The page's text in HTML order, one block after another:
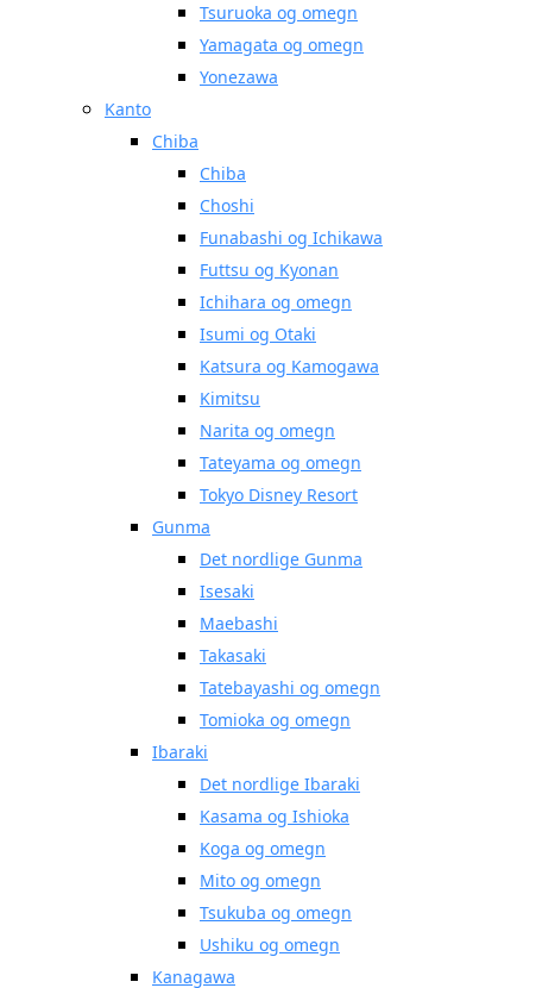
Tsuruoka og omegn
Yamagata og omegn
Yonezawa
Kanto
Chiba
Chiba
Choshi
Funabashi og Ichikawa
Futtsu og Kyonan
Ichihara og omegn
Isumi og Otaki
Katsura og Kamogawa
Kimitsu
Narita og omegn
Tateyama og omegn
Tokyo Disney Resort
Gunma
Det nordlige Gunma
Isesaki
Maebashi
Takasaki
Tatebayashi og omegn
Tomioka og omegn
Ibaraki
Det nordlige Ibaraki
Kasama og Ishioka
Koga og omegn
Mito og omegn
Tsukuba og omegn
Ushiku og omegn
Kanagawa